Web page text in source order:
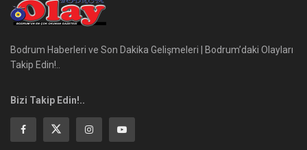
Bodrum Haberleri ve Son Dakika Gelişmeleri | Bodrum’daki Olayları
Takip Edin!..
Bizi Takip Edin!..